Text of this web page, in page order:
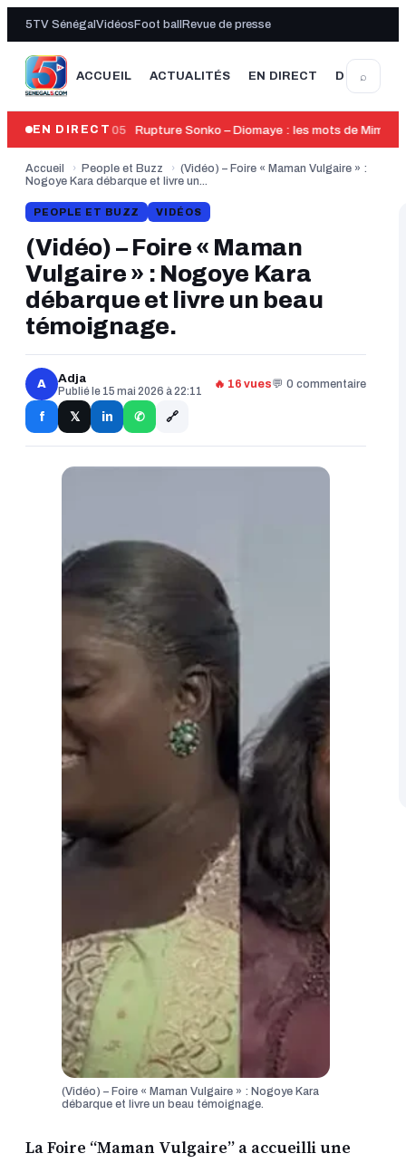
5TV Sénégal Vidéos Foot ball Revue de presse
ACCUEIL ACTUALITÉS EN DIRECT DERNIÈRE
⌕
EN DIRECT14:05 Rupture Sonko – Diomaye : les mots de Mimi
Accueil › People et Buzz › (Vidéo) – Foire « Maman Vulgaire » :
Nogoye Kara débarque et livre un...
PEOPLE ET BUZZ VIDÉOS
(Vidéo) – Foire « Maman
Vulgaire » : Nogoye Kara
débarque et livre un beau
témoignage.
A Adja
Publié le 15 mai 2026 à 22:11
🔥 16 vues💬 0 commentaire
f 𝕏 in ✆ 🔗
(Vidéo) – Foire « Maman Vulgaire » : Nogoye Kara
débarque et livre un beau témoignage.
La Foire “Maman Vulgaire” a accueilli une